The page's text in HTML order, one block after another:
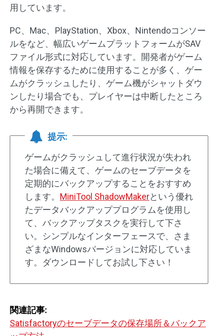
用しています。
PC、Mac、PlayStation、Xbox、Nintendoコンソー
ルをなど、幅広いゲームプラットフォームがSAV
ファイル形式に対応しています。開発者がゲーム
情報を保存するために使用することが多く、ゲー
ムがクラッシュしたり、ゲーム機がシャットダウ
ンしたり場合でも、プレイヤーは中断したところ
から再開できます。
提示:
ゲームがクラッシュして進行状況が失われ
た場合に備えて、ゲームのセーブデータを
定期的にバックアップすることをおすすめ
します。 MiniTool ShadowMakerという優れ
たデータバックアッププログラムを使用し
て、バックアップタスクを実行して下さ
い。シンプルなインターフェースで、さま
ざまなWindowsバージョンに対応していま
す。ダウンロードしてお試し下さい！
関連記事:
Satisfactoryのセーブデータの保存場所＆バックア